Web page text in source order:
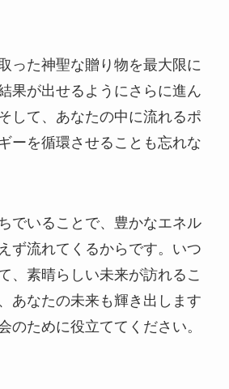
った神聖な贈り物を最大限に
果が出せるようにさらに進ん
して、あなたの中に流れるポ
ーを循環させることも忘れな
でいることで、豊かなエネル
ず流れてくるからです。いつ
、素晴らしい未来が訪れるこ
あなたの未来も輝き出します
のために役立ててください。